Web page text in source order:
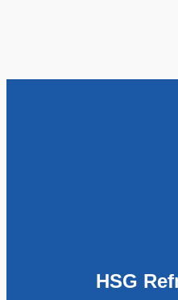
HSG